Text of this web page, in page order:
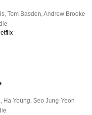
,Tom Basden,Andrew Brooke
Ha Young ,Seo Jung-Yeon